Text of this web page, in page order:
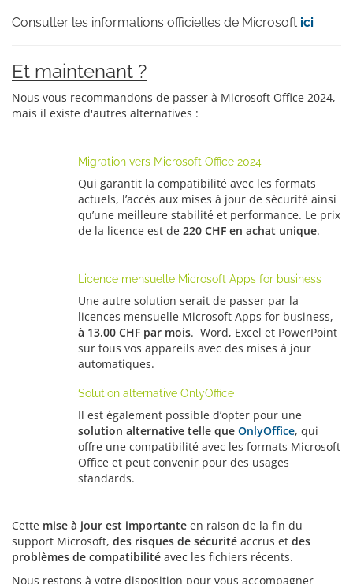
Consulter les informations officielles de Microsoft ici
Et maintenant ?
Nous vous recommandons de passer à Microsoft Office 2024,
mais il existe d'autres alternatives :
Migration vers Microsoft Office 2024
Qui garantit la compatibilité avec les formats
actuels, l’accès aux mises à jour de sécurité ainsi
qu’une meilleure stabilité et performance. Le prix
de la licence est de 220 CHF en achat unique.
Licence mensuelle Microsoft Apps for business
Une autre solution serait de passer par la
licences mensuelle Microsoft Apps for business,
à 13.00 CHF par mois. Word, Excel et PowerPoint
sur tous vos appareils avec des mises à jour
automatiques.
Solution alternative OnlyOffice
Il est également possible d’opter pour une
solution alternative telle que OnlyOffice, qui
offre une compatibilité avec les formats Microsoft
Office et peut convenir pour des usages
standards.
Cette mise à jour est importante en raison de la fin du
support Microsoft, des risques de sécurité accrus et des
problèmes de compatibilité avec les fichiers récents.
Nous restons à votre disposition pour vous accompagner